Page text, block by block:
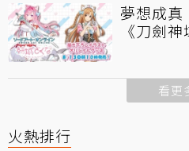
夢想成真
《刀劍
看更
火熱排行